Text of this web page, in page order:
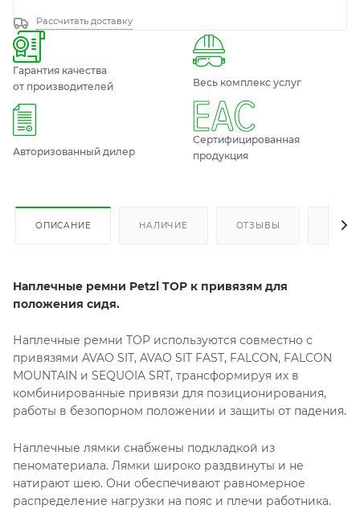
Рассчитать доставку
Гарантия качества
от производителей
Весь комплекс услуг
Авторизованный дилер
Сертифицированная
продукция
ОПИСАНИЕ НАЛИЧИЕ ОТЗЫВЫ КАК
Наплечные ремни Petzl TOP к привязям для
положения сидя.
Наплечные ремни TOP используются совместно с
привязями AVAO SIT, AVAO SIT FAST, FALCON, FALCON
MOUNTAIN и SEQUOIA SRT, трансформируя их в
комбинированные привязи для позиционирования,
работы в безопорном положении и защиты от падения.
Наплечные лямки снабжены подкладкой из
пеноматериала. Лямки широко раздвинуты и не
натирают шею. Они обеспечивают равномерное
распределение нагрузки на пояс и плечи работника.